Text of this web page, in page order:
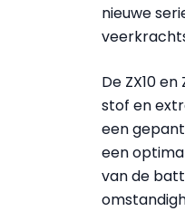
nieuwe
De ZX10
stof en
een
een
van de